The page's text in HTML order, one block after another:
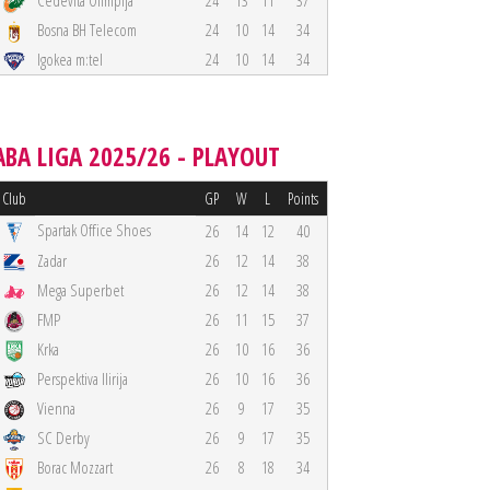
Bosna BH Telecom 24 10 14
34
Igokea m:tel 24 10 14 34
LIGA 2025/26 - PLAYOUT
Club GP W L Points
Spartak Office Shoes 26 14 12
40
Zadar 26 12 14
38
Mega Superbet 26 12 14
38
FMP 26 11 15
37
Krka 26 10 16
36
Perspektiva Ilirija 26 10 16
36
Vienna 26 9 17
35
SC Derby 26 9 17
35
Borac Mozzart 26 8 18
34